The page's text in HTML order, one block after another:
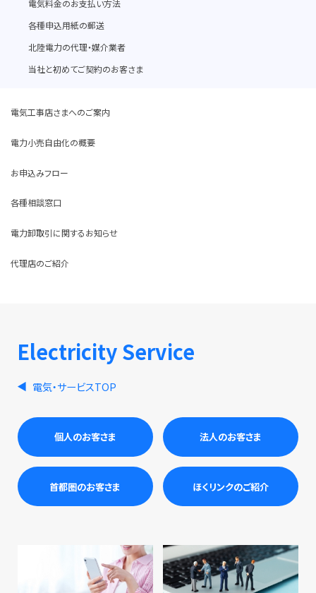
電気料金のお支払い方法
各種申込用紙の郵送
北陸電力の代理・媒介業者
当社と初めてご契約のお客さま
電気工事店さまへのご案内
電力小売自由化の概要
お申込みフロー
各種相談窓口
電力卸取引に関するお知らせ
代理店のご紹介
Electricity Service
電気・サービスTOP
個人のお客さま 法人のお客さま
首都圏のお客さま ほくリンクのご紹介